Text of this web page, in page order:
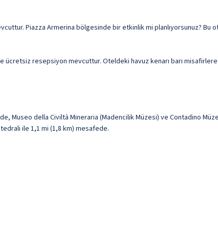
Piazza Armerina bölgesinde bir etkinlik mi planlıyorsunuz?
resepsiyon mevcuttur. Oteldeki havuz kenarı barı
Museo della Civiltà Mineraria (Madencilik Müzesi) ve Contadino
ile 1,1 mi (1,8 km) mesafede.